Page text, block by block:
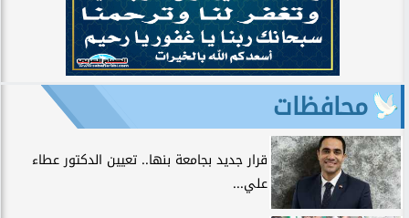
محافظات
قرار جديد بجامعة بنها.. تعيين الدكتور عطاء
علي...